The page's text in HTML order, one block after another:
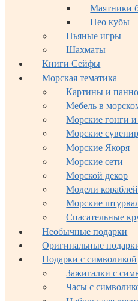
Маятники
Нео кубы
Пьяные игры
Шахматы
Книги Сейфы
Морская тематика
Картины и
Мебель в
Морские гонги
Морские
Морские Якоря
Морские сети
Морской декор
Модели кораблей
Морские
Спасательные
Необычные подарки
Оригинальные
Подарки с символикой
Зажигалки с
Часы с